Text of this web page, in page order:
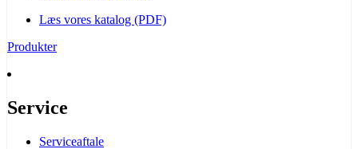
Læs vores katalog (PDF)
Produkter
Service
Serviceaftale